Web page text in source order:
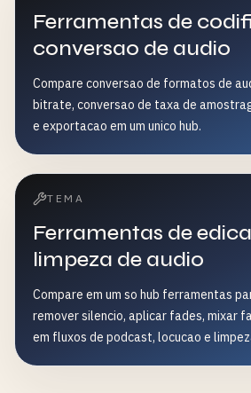
Ferramentas de
conversao de audio
Compare conversao de formatos de
bitrate, conversao de taxa de
e exportacao em um unico hub.
TEMA
Ferramentas de
limpeza de audio
Compare em um so hub ferramentas
remover silencio, aplicar fades, mixar
em fluxos de podcast, locucao e